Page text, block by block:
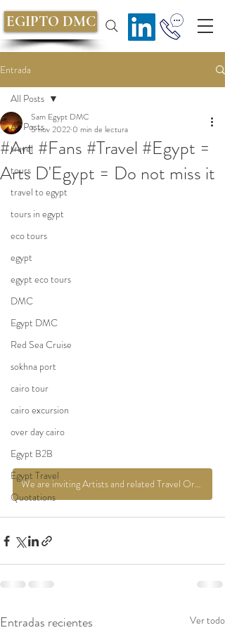
EGIPTO DMC
Entrada
All Posts
travel
tours
travel to egypt
tours in egypt
eco tours
egypt
egypt eco tours
DMC
Egypt DMC
Red Sea Cruise
sokhna port
cairo tour
cairo excursion
over day cairo
Egypt B2B
Egypt Travel
Quotations
All Posts
#Art #Fans #Travel #Egypt =
Arts D'Egypt = Do not miss it
Sam Egypt DMC
5 nov 2022 0 min de lectura
We are inviting Artists and related Travel Organizers related to this Event to come to Egypt to attend
Entradas recientes Ver todo